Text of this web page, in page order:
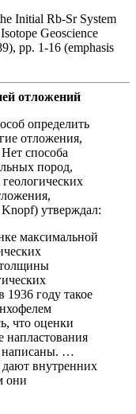
Initial Rb-Sr System
Geoscience
pp. 1-16 (emphasis
отложений
определить
отложения,
способа
пород,
утверждал:
максимальной
толщины
1936 году такое
что оценки
написаны. …
внутренних
они